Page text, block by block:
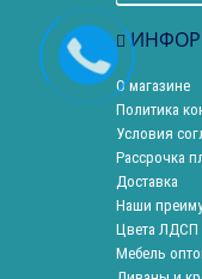
О магазине
Политика
Условия
Рассрочка
Доставка
Наши
Цвета ЛДСП
Мебель